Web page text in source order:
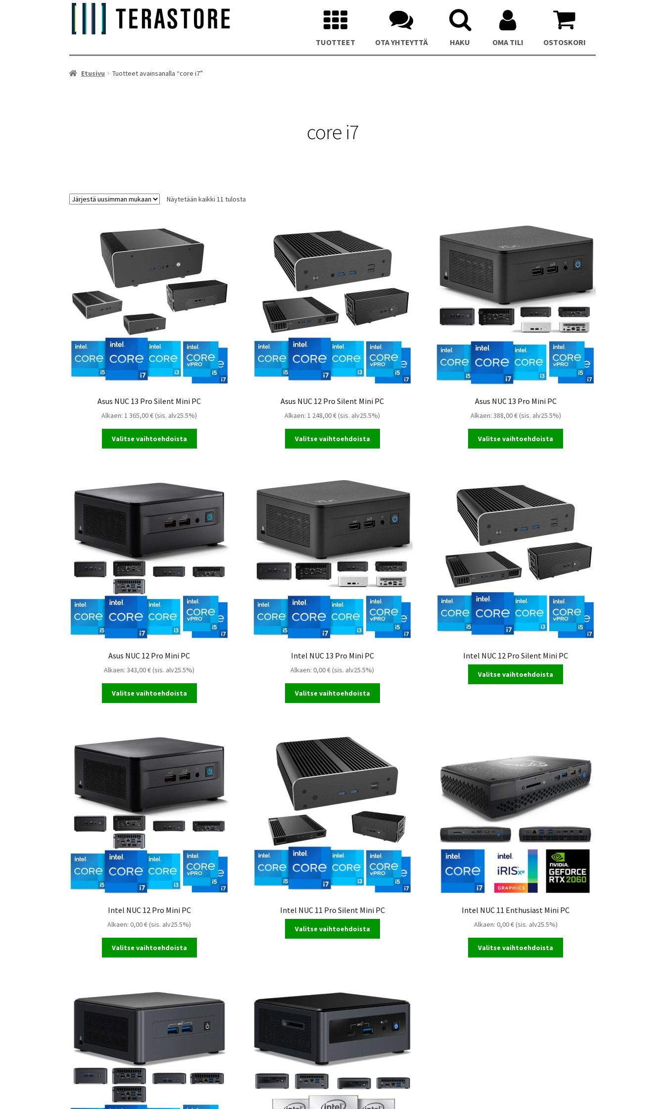
OSTOSKORI
OMA TILI
HAKU
OTA YHTEYTTÄ
TUOTTEET
Asus NUC 15 Pro Mini PC
Asus NUC 14 Essential Mini PC
Asus NUC 14 Pro Mini PC Asus NUC 12 Pro Mini PC
Etusivu Tuotteet avainsanalla “core i7”
core i7
Näytetään kaikki 11 tulosta
Asus NUC 13 Pro Silent Mini PC
Alkaen:1 365,00€ (sis. alv25.5%)
Valitse vaihtoehdoista
Asus NUC 12 Pro Silent Mini PC
Alkaen:1 248,00€ (sis. alv25.5%)
Valitse vaihtoehdoista
Asus NUC 13 Pro Mini PC
Alkaen: 388,00€(sis. alv25.5%)
Valitse vaihtoehdoista
Asus NUC 12 Pro Mini PC
Alkaen:343,00€ (sis. alv25.5%)
Valitse vaihtoehdoista
Intel NUC 13 Pro Mini PC
Alkaen:0,00€ (sis. alv25.5%)
Valitse vaihtoehdoista
Intel NUC 12 Pro Silent Mini PC
Valitse vaihtoehdoista
Intel NUC 12 Pro Mini PC
Alkaen:0,00€ (sis. alv25.5%)
Valitse vaihtoehdoista
Intel NUC 11 Pro Silent Mini PC
Valitse vaihtoehdoista
Intel NUC 11 Enthusiast Mini PC
Alkaen: 0,00€(sis. alv25.5%)
Valitse vaihtoehdoista